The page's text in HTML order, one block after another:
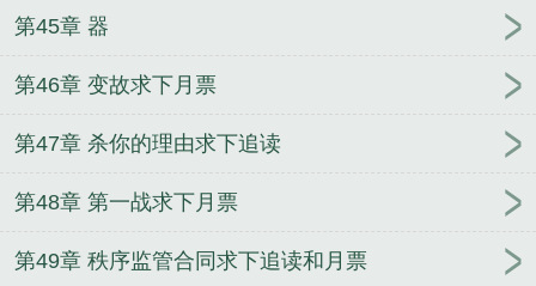
第45章 器
第46章 变故求下月票
第47章 杀你的理由求下追读
第48章 第一战求下月票
第49章 秩序监管合同求下追读和月票